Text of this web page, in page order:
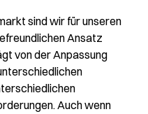
sind wir für unseren
Ansatz
von der Anpassung
Auch wenn